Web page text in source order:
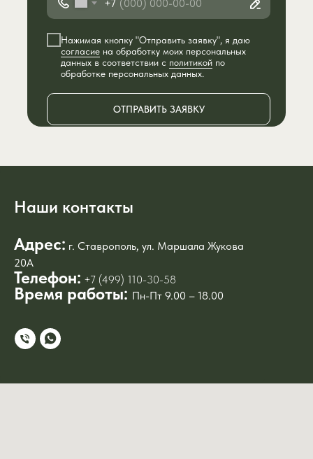
+7
Нажимая кнопку "Отправить заявку", я даю
согласие на обработку моих персональных
данных в соответствии с политикой по
обработке персональных данных.
ОТПРАВИТЬ ЗАЯВКУ
Наши контакты
Адрес: г. Ставрополь, ул. Маршала Жукова
20А
Телефон: +7 (499) 110-30-58
Время работы: Пн-Пт 9.00 – 18.00